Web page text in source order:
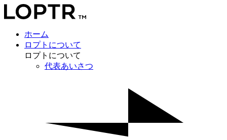
ホーム
ロプトについて
ロプトについて
代表あいさつ